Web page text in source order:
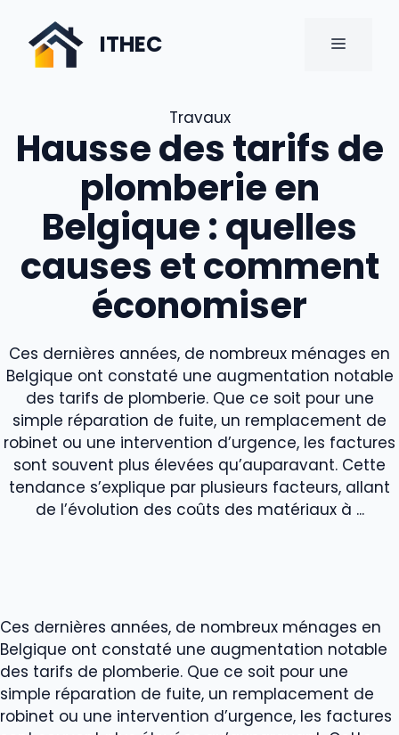
contenu
ITHEC MENU
Travaux
Hausse des tarifs de
plomberie en
Belgique : quelles
causes et comment
économiser
Ces dernières années, de nombreux ménages en
Belgique ont constaté une augmentation notable
des tarifs de plomberie. Que ce soit pour une
simple réparation de fuite, un remplacement de
robinet ou une intervention d’urgence, les factures
sont souvent plus élevées qu’auparavant. Cette
tendance s’explique par plusieurs facteurs, allant
de l’évolution des coûts des matériaux à ...
Ces dernières années, de nombreux ménages en
Belgique ont constaté une augmentation notable
des tarifs de plomberie. Que ce soit pour une
simple réparation de fuite, un remplacement de
robinet ou une intervention d’urgence, les factures